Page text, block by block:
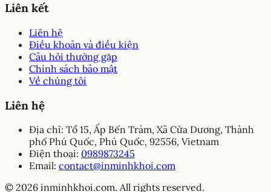
Liên kết
Liên hệ
Điều khoản và điều kiện
Câu hỏi thường gặp
Chính sách bảo mật
Về chúng tôi
Liên hệ
Địa chỉ: Tổ 15, Ấp Bến Tràm, Xã Cửa Dương, Thành
phố Phú Quốc, Phú Quốc, 92556, Vietnam
Điện thoại: 0989873245
Email: contact@inminhkhoi.com
© 2026 inminhkhoi.com. All rights reserved.